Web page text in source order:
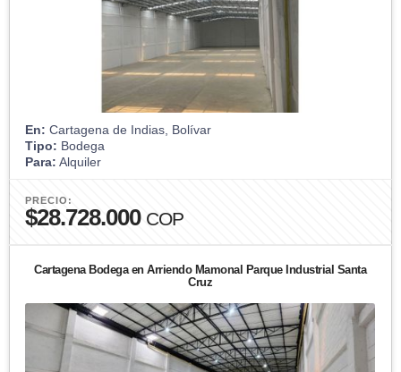
En: Cartagena de Indias, Bolívar
Tipo: Bodega
Para: Alquiler
PRECIO:
$28.728.000 COP
Cartagena Bodega en Arriendo Mamonal Parque Industrial Santa
Cruz